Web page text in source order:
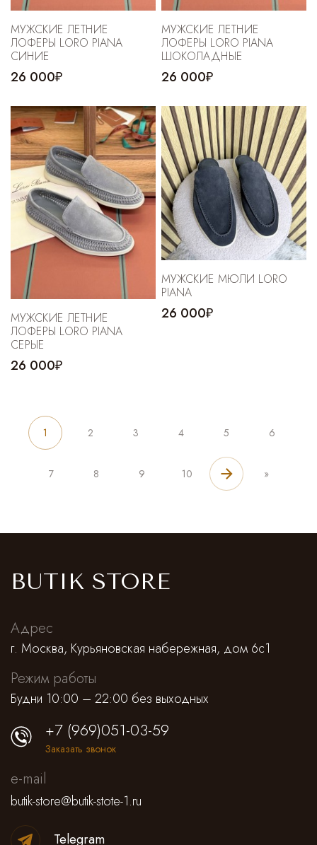
МУЖСКИЕ ЛЕТНИЕ
ЛОФЕРЫ LORO PIANA
СИНИЕ
26 000₽
МУЖСКИЕ ЛЕТНИЕ
ЛОФЕРЫ LORO PIANA
ШОКОЛАДНЫЕ
26 000₽
МУЖСКИЕ ЛЕТНИЕ
ЛОФЕРЫ LORO PIANA
СЕРЫЕ
26 000₽
МУЖСКИЕ МЮЛИ LORO
PIANA
26 000₽
1 2 3 4 5 6
7 8 9 10 »
BUTIK STORE
Адрес
г. Москва, Курьяновская набережная, дом 6с1
Режим работы
Будни 10:00 – 22:00 без выходных
+7 (969)051-03-59
Заказать звонок
e-mail
butik-store@butik-stote-1.ru
Telegram